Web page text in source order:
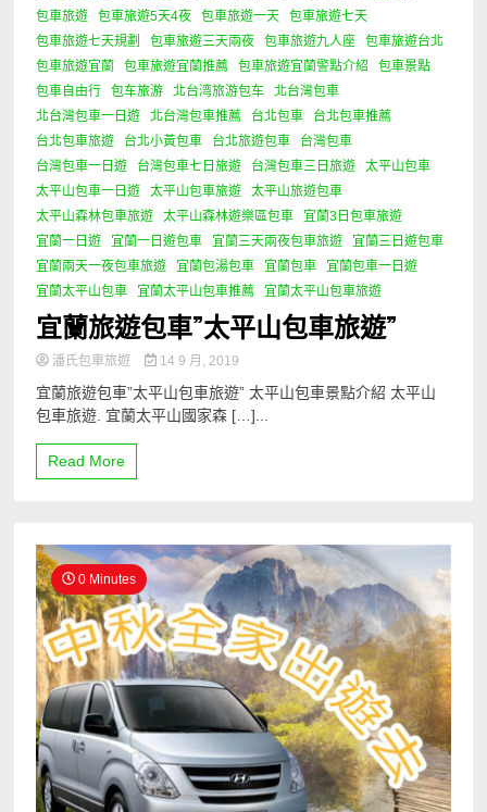
包車旅遊
包車旅遊5天4夜 包車旅遊一天
包車旅遊七天
包車旅遊七天規劃
包車旅遊三天兩夜 包車旅遊九人座
包車旅遊台北
包車旅遊宜蘭
包車旅遊宜蘭推薦 包車旅遊宜蘭警點介紹
包車景點
包車自由行
包车旅游 北台湾旅游包车
北台灣包車
北台灣包車一日遊
北台灣包車推薦 台北包車
台北包車推薦
台北包車旅遊
台北小黃包車 台北旅遊包車
台灣包車
台灣包車一日遊
台灣包車七日旅遊 台灣包車三日旅遊
太平山包車
太平山包車一日遊
太平山包車旅遊
太平山旅遊包車
太平山森林包車旅遊
太平山森林遊樂區包車
宜蘭3日包車旅遊
宜蘭一日遊
宜蘭一日遊包車 宜蘭三天兩夜包車旅遊
宜蘭三日遊包車
宜蘭兩天一夜包車旅遊
宜蘭包湯包車 宜蘭包車
宜蘭包車一日遊
宜蘭太平山包車
宜蘭太平山包車推薦 宜蘭太平山包車旅遊
宜蘭旅遊包車”太平山包車旅遊”
潘氏包車旅遊 14 9 月, 2019
宜蘭旅遊包車”太平山包車旅遊” 太平山包車景點介紹 太平山
包車旅遊. 宜蘭太平山國家森 […]...
Read More
0 Minutes